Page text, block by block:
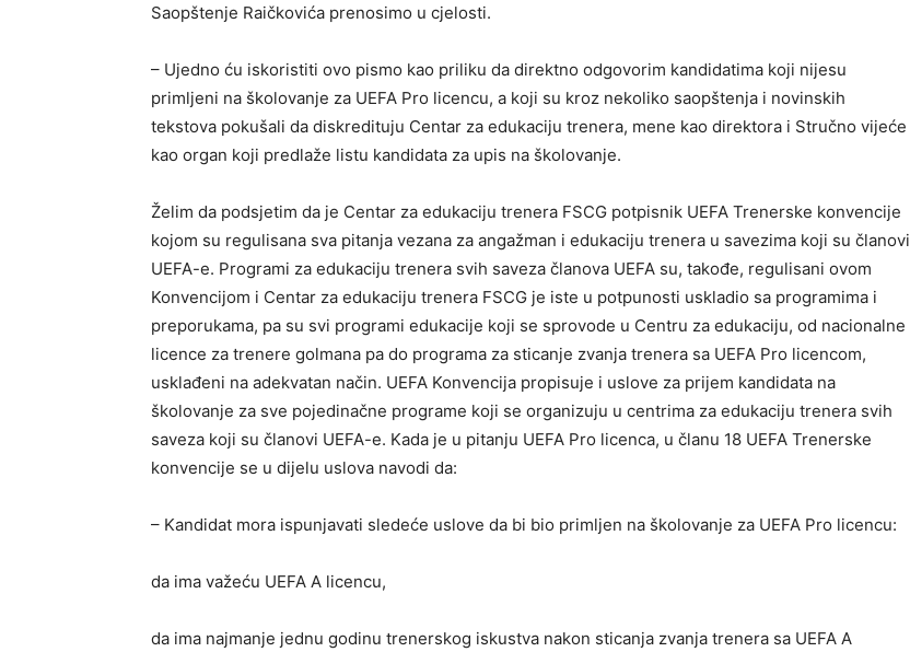
Saopštenje Raičkovića prenosimo u cjelosti.
– Ujedno ću iskoristiti ovo pismo kao priliku da direktno odgovorim kandidatima koji nijesu
primljeni na školovanje za UEFA Pro licencu, a koji su kroz nekoliko saopštenja i novinskih
tekstova pokušali da diskredituju Centar za edukaciju trenera, mene kao direktora i Stručno vijeće
kao organ koji predlaže listu kandidata za upis na školovanje.
Želim da podsjetim da je Centar za edukaciju trenera FSCG potpisnik UEFA Trenerske konvencije
kojom su regulisana sva pitanja vezana za angažman i edukaciju trenera u savezima koji su članovi
UEFA-e. Programi za edukaciju trenera svih saveza članova UEFA su, takođe, regulisani ovom
Konvencijom i Centar za edukaciju trenera FSCG je iste u potpunosti uskladio sa programima i
preporukama, pa su svi programi edukacije koji se sprovode u Centru za edukaciju, od nacionalne
licence za trenere golmana pa do programa za sticanje zvanja trenera sa UEFA Pro licencom,
usklađeni na adekvatan način. UEFA Konvencija propisuje i uslove za prijem kandidata na
školovanje za sve pojedinačne programe koji se organizuju u centrima za edukaciju trenera svih
saveza koji su članovi UEFA-e. Kada je u pitanju UEFA Pro licenca, u članu 18 UEFA Trenerske
konvencije se u dijelu uslova navodi da:
– Kandidat mora ispunjavati sledeće uslove da bi bio primljen na školovanje za UEFA Pro licencu:
da ima važeću UEFA A licencu,
da ima najmanje jednu godinu trenerskog iskustva nakon sticanja zvanja trenera sa UEFA A